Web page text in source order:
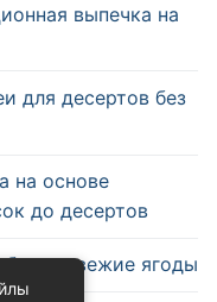
выпечка на
для десертов без
на основе
до десертов
свежие ягоды